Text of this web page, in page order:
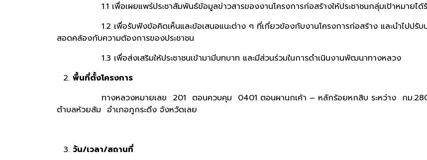
1.1 เพื่อเผยแพร่ประชาสัมพันธ์ข้อมูลข่าวสารของงานโครงการก่อสร้างให้ประชาชนกลุ่มเป้าหมายได้
1.2 เพื่อรับฟังข้อคิดเห็นและข้อเสนอแนะต่าง ๆ ที่เกี่ยวข้องกับงานโครงการก่อสร้าง และนำไปปรับปรุ
สอดคล้องกับความต้องการของประชาชน
1.3 เพื่อส่งเสริมให้ประชาชนเข้ามามีบทบาท และมีส่วนร่วมในการดำเนินงานพัฒนาทางหลวง
พื้นที่ตั้งโครงการ
ทางหลวงหมายเลข 201 ตอนควบคุม 0401 ตอนผานกเค้า – หลักร้อยหกสิบ ระหว่าง กม
ตำบลห้วยส้ม อำเภอภูกระดึง จังหวัดเลย
วัน/เวลา/สถานที่